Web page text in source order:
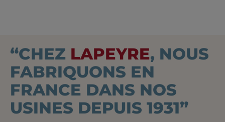
“CHEZ LAPEYRE, NOUS
FABRIQUONS EN
FRANCE DANS NOS
USINES DEPUIS 1931”